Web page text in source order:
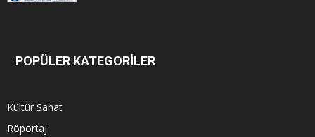
POPÜLER KATEGORİLER
Kültür Sanat
Röportaj